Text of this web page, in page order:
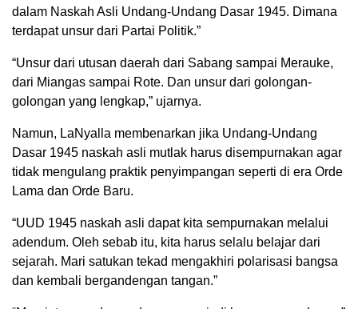
dalam Naskah Asli Undang-Undang Dasar 1945. Dimana
terdapat unsur dari Partai Politik.”
“Unsur dari utusan daerah dari Sabang sampai Merauke,
dari Miangas sampai Rote. Dan unsur dari golongan-
golongan yang lengkap,” ujarnya.
Namun, LaNyalla membenarkan jika Undang-Undang
Dasar 1945 naskah asli mutlak harus disempurnakan agar
tidak mengulang praktik penyimpangan seperti di era Orde
Lama dan Orde Baru.
“UUD 1945 naskah asli dapat kita sempurnakan melalui
adendum. Oleh sebab itu, kita harus selalu belajar dari
sejarah. Mari satukan tekad mengakhiri polarisasi bangsa
dan kembali bergandengan tangan.”